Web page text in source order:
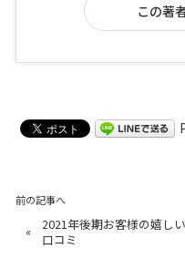
この著
前の記事へ
«
2021年後期お客様の嬉しい
口コミ